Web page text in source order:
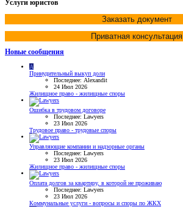
Услуги юристов
Заказать документ
Приватная консультация
Новые сообщения
A
Принудительный выкуп доли
Последнее: Alexandit
24 Июл 2026
Жилищное право - жилищные споры
Ошибка в трудовом договоре
Последнее: Lawyers
23 Июл 2026
Трудовое право - трудовые споры
Управляющие компании и надзорные органы
Последнее: Lawyers
23 Июл 2026
Жилищное право - жилищные споры
Оплата долгов за квартиру, в которой не проживаю
Последнее: Lawyers
23 Июл 2026
Коммунальные услуги - вопросы и споры по ЖКХ